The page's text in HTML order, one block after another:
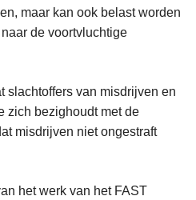
maar kan ook belast worden
de voortvluchtige
slachtoffers van misdrijven en
zich bezighoudt met de
misdrijven niet ongestraft
het werk van het FAST